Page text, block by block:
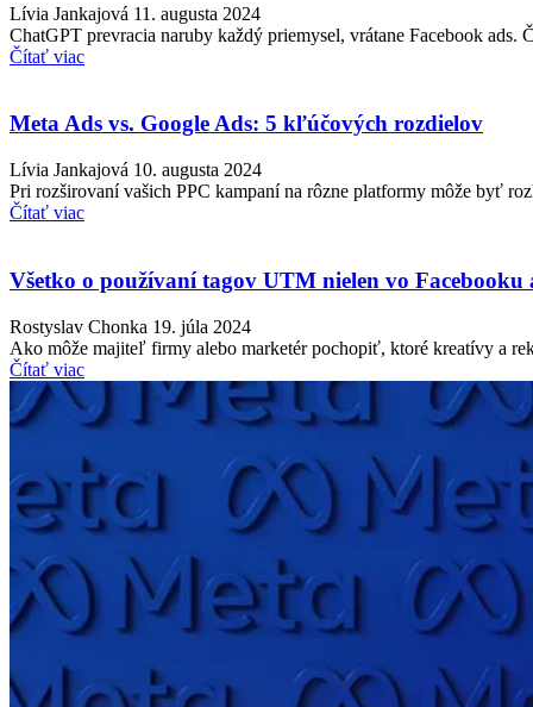
Lívia Jankajová 11. augusta 2024
ChatGPT prevracia naruby každý priemysel, vrátane Facebook
Čítať viac
Meta Ads vs. Google Ads: 5 kľúčových rozdielov
Lívia Jankajová 10. augusta 2024
Pri rozširovaní vašich PPC kampaní na rôzne platformy môže byť
Čítať viac
Všetko o používaní tagov UTM nielen vo
Rostyslav Chonka 19. júla 2024
Ako môže majiteľ firmy alebo marketér pochopiť, ktoré kreatívy a
Čítať viac